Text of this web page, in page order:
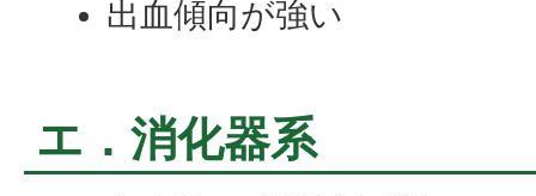
出血傾向が強い
エ．消化器系